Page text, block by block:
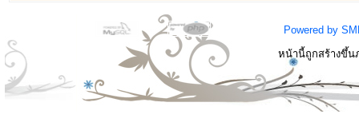
Powered by
หน้านี้ถูกสร้างขึ้น